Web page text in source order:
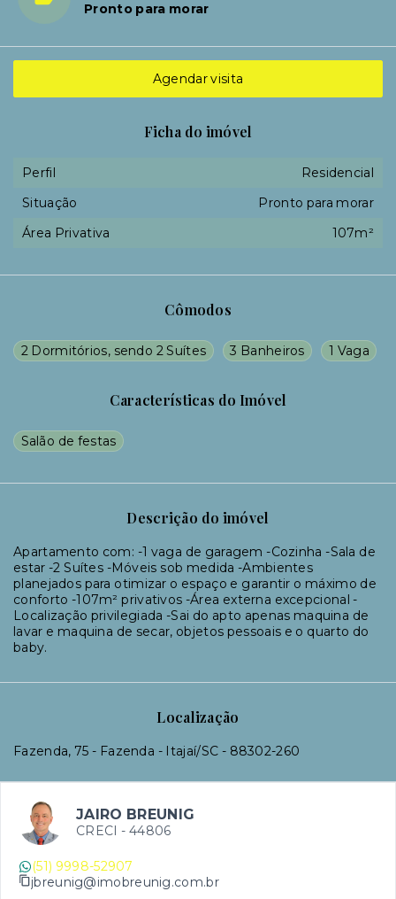
Pronto para morar
Cômodos
2 Dormitórios, sendo 2 Suítes 3 Banheiros 1 Vaga
Características do Imóvel
Salão de festas
Descrição do imóvel
Apartamento com: -1 vaga de garagem -Cozinha -Sala de
estar -2 Suítes -Móveis sob medida -Ambientes
planejados para otimizar o espaço e garantir o máximo de
conforto -107m² privativos -Área externa excepcional -
Localização privilegiada -Sai do apto apenas maquina de
lavar e maquina de secar, objetos pessoais e o quarto do
baby.
Localização
Fazenda, 75 - Fazenda - Itajaí/SC - 88302-260
Agendar visita
Ficha do imóvel
Perfil
Residencial
Situação
Pronto para morar
Área Privativa
107m²
JAIRO BREUNIG
CRECI - 44806
(51) 9998-52907
jbreunig@imobreunig.com.br